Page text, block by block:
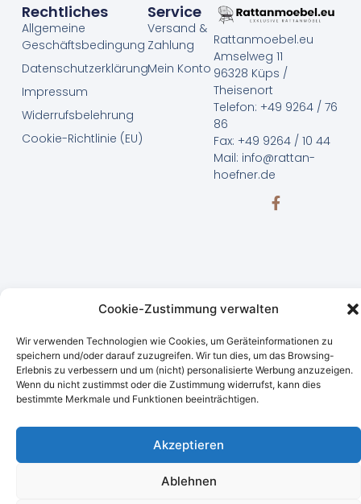
Cookie-Zustimmung verwalten
Wir verwenden Technologien wie Cookies, um Geräteinformationen zu
speichern und/oder darauf zuzugreifen. Wir tun dies, um das Browsing-
Erlebnis zu verbessern und um (nicht) personalisierte Werbung anzuzeigen.
Wenn du nicht zustimmst oder die Zustimmung widerrufst, kann dies
bestimmte Merkmale und Funktionen beeinträchtigen.
Akzeptieren
Ablehnen
Rattanmoebel.eu
Amselweg 11
96328 Küps /
Theisenort
Telefon: +49 9264 / 76
86
Fax: +49 9264 / 10 44
Mail: info@rattan-
hoefner.de
Rechtliches
Allgemeine
Geschäftsbedingung
Datenschutzerklärung
Impressum
Widerrufsbelehrung
Cookie-Richtlinie (EU)
Service
Versand &
Zahlung
Mein Konto
© 2023 Rattanmoebel.eu | Website by
www.onlineshopmanager.de